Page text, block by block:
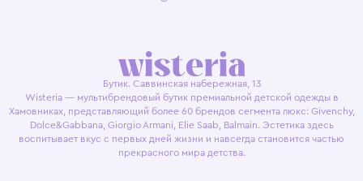
Бутик. Саввинская набережная, 13
Wisteria — мультибрендовый бутик премиальной детской одежды в
Хамовниках, представляющий более 60 брендов сегмента люкс: Givenchy,
Dolce&Gabbana, Giorgio Armani, Elie Saab, Balmain. Эстетика здесь
воспитывает вкус с первых дней жизни и навсегда становится частью
прекрасного мира детства.